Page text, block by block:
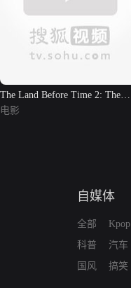
The Land Before Time 2: The
Great Valley Adventure
电影
自媒体
全部
科普
国风
Kpop
汽车
搞笑